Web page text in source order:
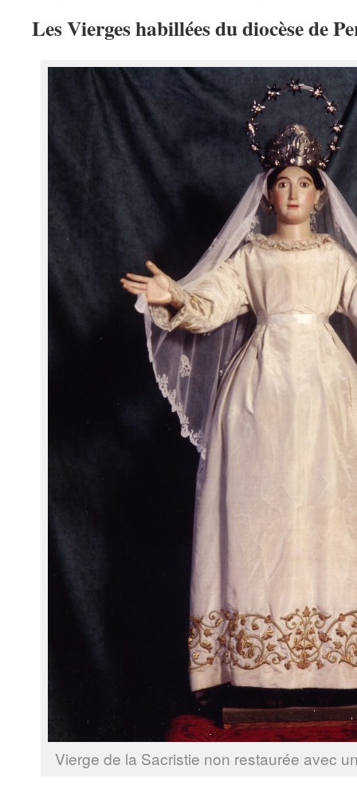
Les Vierges habillées du diocèse de
Vierge de la Sacristie non restaurée avec